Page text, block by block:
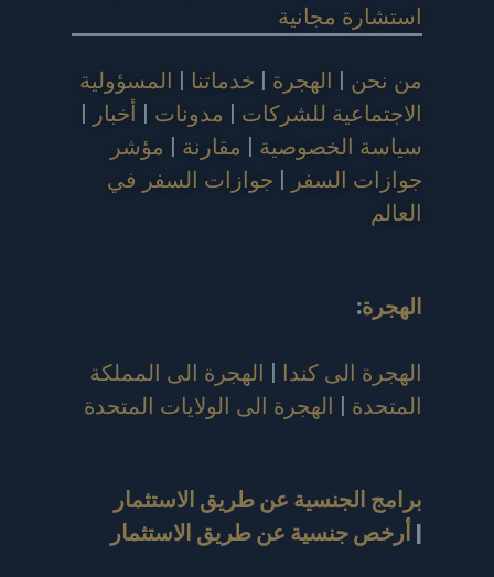
استشارة مجانية
من نحن | الهجرة | خدماتنا | المسؤولية
الاجتماعية للشركات | مدونات | أخبار |
سياسة الخصوصية | مقارنة | مؤشر
جوازات السفر | جوازات السفر في
العالم
الهجرة:
الهجرة الى كندا | الهجرة الى المملكة
المتحدة | الهجرة الى الولايات المتحدة
برامج الجنسية عن طريق الاستثمار
| أرخص جنسية عن طريق الاستثمار